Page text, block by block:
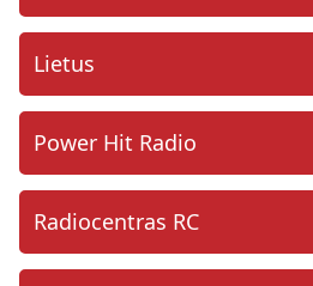
Lietus
Power Hit Radio
Radiocentras RC